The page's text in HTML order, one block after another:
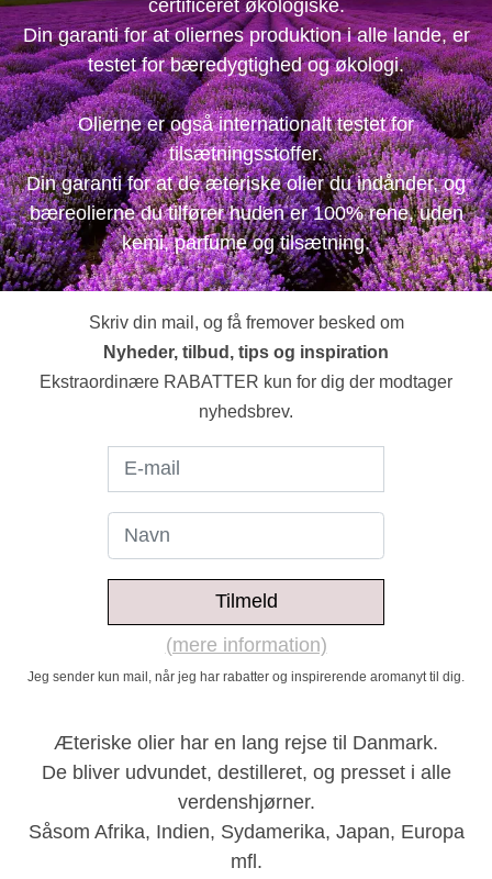
certificeret økologiske.
Din garanti for at oliernes produktion i alle lande, er
testet for bæredygtighed og økologi.
Olierne er også internationalt testet for
tilsætningsstoffer.
Din garanti for at de æteriske olier du indånder, og
bæreolierne du tilfører huden er 100% rene, uden
kemi, parfume og tilsætning.
Skriv din mail, og få fremover besked om
Nyheder, tilbud, tips og inspiration
Ekstraordinære RABATTER kun for dig der modtager
nyhedsbrev.
Tilmeld
(mere information)
Jeg sender kun mail, når jeg har rabatter og inspirerende aromanyt til dig.
Æteriske olier har en lang rejse til Danmark.
De bliver udvundet, destilleret, og presset i alle
verdenshjørner.
Såsom Afrika, Indien, Sydamerika, Japan, Europa
mfl.